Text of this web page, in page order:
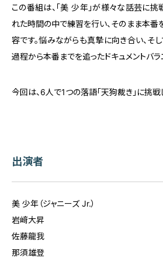
この番組は、「美 少年」が様々な話芸に挑
れた時間の中で練習を行い、そのまま本番
容です。悩みながらも真摯に向き合い、そ
過程から本番までを追ったドキュメントバラ
今回は、6人で1つの落語「天狗裁き」に挑戦
出演者
美 少年（ジャニーズ Jr.）
岩﨑大昇
佐藤龍我
那須雄登